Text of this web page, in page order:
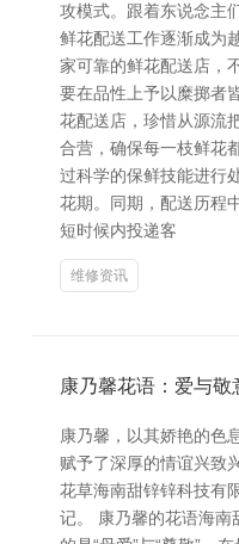
攻模式。跟着东说念主
鲜花配送工作逐渐成为
家可靠的鲜花配送店，
要在品性上予以糜掷者
花配送店，珍惜从源流
合营，确保每一枝鲜花
过科学的保鲜技能进行
花期。同期，配送历程
短时候内投递客
维修资讯
康乃馨花语：爱与敬
康乃馨，以其娇艳的色
赋予了深厚的情谊兴致
花草海南甜锌锌科技有
记。 康乃馨的花语海南